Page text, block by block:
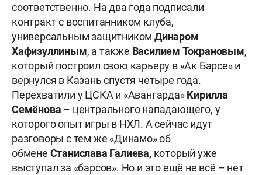
соответственно. На два года подписали
контракт с воспитанником клуба,
универсальным защитником Динаром
Хафизуллиным, а также Василием Токрановым,
который построил свою карьеру в «Ак Барсе» и
вернулся в Казань спустя четыре года.
Перехватили у ЦСКА и «Авангарда»Кирилла
Семёнова – центрального нападающего, у
которого опыт игры в НХЛ. А сейчас идут
разговоры с тем же «Динамо» об
обмене Станислава Галиева, который уже
выступал за «барсов». Но и это ещё не всё – нет